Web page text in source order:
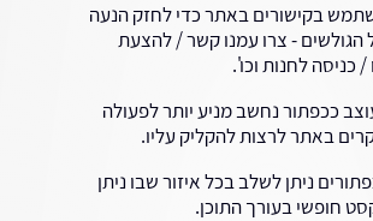
בקישורים באתר כדי לחזק הנעה
הגולשים - צרו עמנו קשר / להצעת
כניסה לחנות וכו'.
ככפתור נחשב מניע יותר לפעולה
באתר לרצות להקליק עליו.
ניתן לשלב בכל איזור שבו ניתן
חופשי בעורך התוכן.